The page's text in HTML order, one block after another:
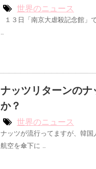
世界のニュース
１３日「南京大虐殺記念館」
…
ナッツリターンの
か？
世界のニュース
ナッツが流行ってますが、韓
航空を傘下に …